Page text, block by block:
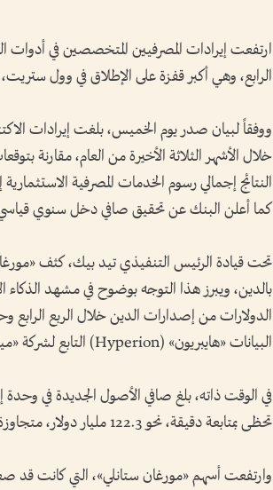
الرابع، وهي أكبر قفزة على الإطلاق في وول
كما أعلن البنك عن تحقيق صافي دخل سنوي
تحت قيادة الرئيس التنفيذي تيد بيك، كثف
بالدين، ويبرز هذا التوجه بوضوح في مشهد
البيانات «هايبريون» (Hyperion) التابع لشركة «ميتا بلاتفورمز».
في الوقت ذاته، بلغ صافي الأصول الجديدة في وحدة
تحظى بمتابعة دقيقة، نحو 122.3 مليار دولار، متجاوزة التوقعات بشكل كبير.